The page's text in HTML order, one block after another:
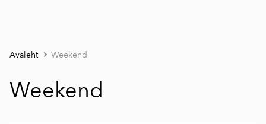
Avaleht Weekend
Weekend